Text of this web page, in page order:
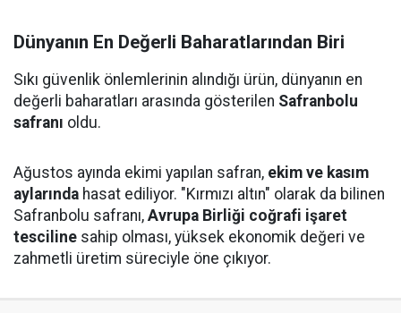
Dünyanın En Değerli Baharatlarından Biri
Sıkı güvenlik önlemlerinin alındığı ürün, dünyanın en
değerli baharatları arasında gösterilen Safranbolu
safranı oldu.
Ağustos ayında ekimi yapılan safran, ekim ve kasım
aylarında hasat ediliyor. "Kırmızı altın" olarak da bilinen
Safranbolu safranı, Avrupa Birliği coğrafi işaret
tesciline sahip olması, yüksek ekonomik değeri ve
zahmetli üretim süreciyle öne çıkıyor.